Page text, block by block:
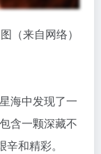
（来自网络）
海中发现了一
含一颗深藏不
和精彩。